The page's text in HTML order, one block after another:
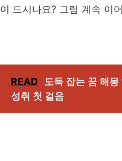
이 드시나요? 그럼 계속 이
READ
도둑 잡는 꿈 해
성취 첫 걸음